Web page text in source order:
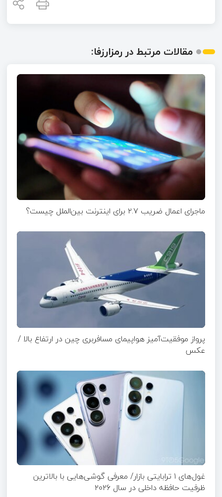
مقالات مرتبط در رمزارزفا:
ماجرای اعمال ضریب ۲.۷ برای اینترنت بین‌الملل چیست؟
پرواز موفقیت‌آمیز هواپیمای مسافربری چین در ارتفاع بالا /
عکس
غول‌های ۱ ترابایتی بازار/ معرفی گوشی‌هایی با بالاترین
ظرفیت حافظه داخلی در سال ۲۰۲۶